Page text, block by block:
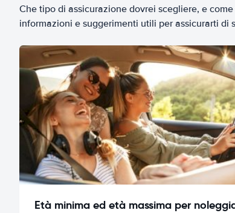
Che tipo di assicurazione dovrei scegliere, e
informazioni e suggerimenti utili per assicurarti
Età minima ed età massima per